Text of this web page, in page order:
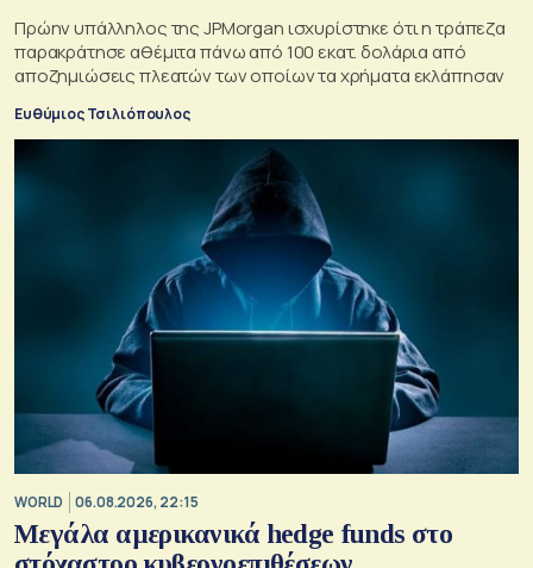
Πρώην υπάλληλος της JPMorgan ισχυρίστηκε ότι η τράπεζα
παρακράτησε αθέμιτα πάνω από 100 εκατ. δολάρια από
αποζημιώσεις πλεατών των οποίων τα χρήματα εκλάπησαν
Ευθύμιος Τσιλιόπουλος
WORLD 06.08.2026, 22:15
Μεγάλα αμερικανικά hedge funds στο